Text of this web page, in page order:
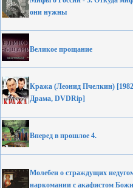
они нужны
Великое прощание
Кража (Леонид Пчелкин) [1982
Драма, DVDRip]
Вперед в прошлое 4.
Молебен о страждущих
наркомании с акафистом